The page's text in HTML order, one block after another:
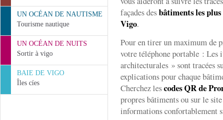
UN OCÉAN DE NAUTISME
Tourisme nautique
UN OCÉAN DE NUITS
Sortir à vigo
BAIE DE VIGO
Îles cíes
façades desbâtiments les
Vigo.
Pour en tirer un maximum de
votre téléphone portable : Les
architecturales » sont tracées
explications pour chaque
Cherchez lescodes QR de
propres bâtiments ou sur le
informations confortablement